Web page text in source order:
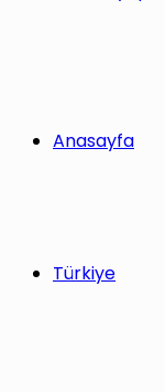
Anasayfa
Türkiye